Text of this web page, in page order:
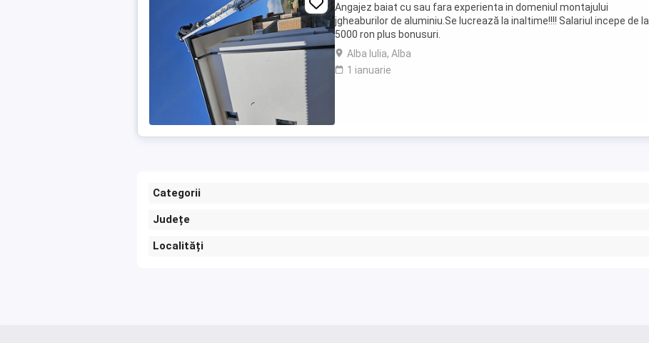
Angajez baiat cu sau fara experienta in domeniul montajului
jgheaburilor de aluminiu.Se lucrează la inaltime!!!! Salariul incepe de la
5000 ron plus bonusuri.
Alba Iulia, Alba
1 ianuarie
Categorii
Județe
Localități